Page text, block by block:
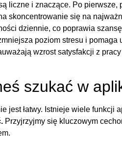
liczne i znaczące. Po pierwsze,
skoncentrowanie się na
dziennie, co poprawia
poziom stresu i pomaga
wzrost satysfakcji z
szukać w
jest łatwy. Istnieje wiele funkcji
Przyjrzyjmy się kluczowym